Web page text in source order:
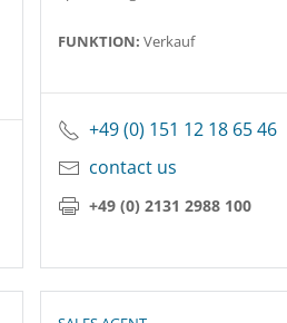
FUNKTION: Verkauf
+49 (0) 151 12 18 65 46
contact us
+49 (0) 2131 2988 100